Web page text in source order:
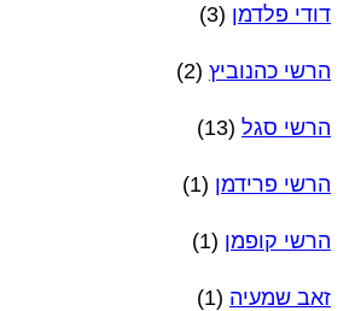
דודי פלדמן (3)
הרשי כהנוביץ (2)
הרשי סגל (13)
הרשי פרידמן (1)
הרשי קופמן (1)
זאב שמעיה (1)